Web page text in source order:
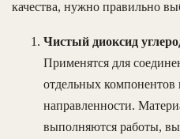
качества, нужно правильно
Чистый диоксид
Применятся для
отдельных компонентов
направленности.
выполняются работы,